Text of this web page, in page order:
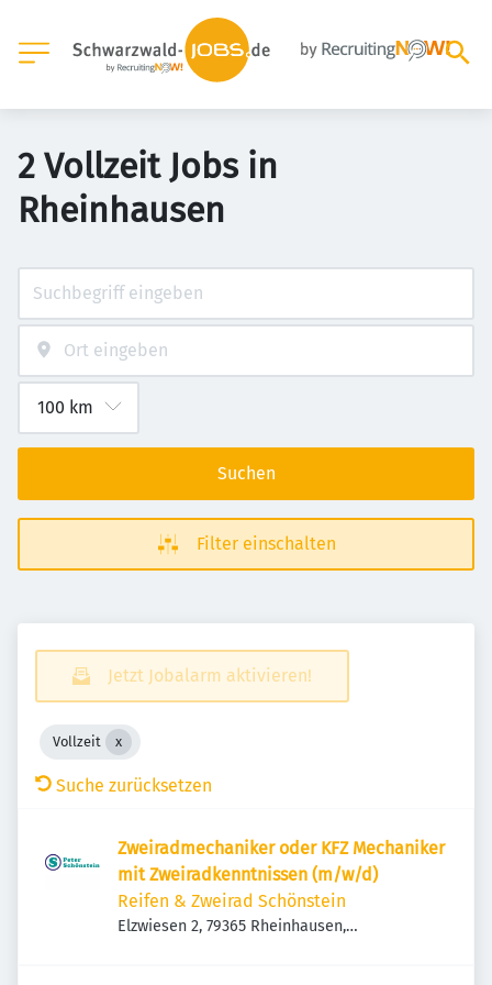
2 Vollzeit Jobs in
Rheinhausen
Suchen
Filter einschalten
Jetzt Jobalarm aktivieren!
Vollzeit
Suche zurücksetzen
Zweiradmechaniker oder KFZ Mechaniker
mit Zweiradkenntnissen (m/w/d)
Reifen & Zweirad Schönstein
Elzwiesen 2, 79365 Rheinhausen,